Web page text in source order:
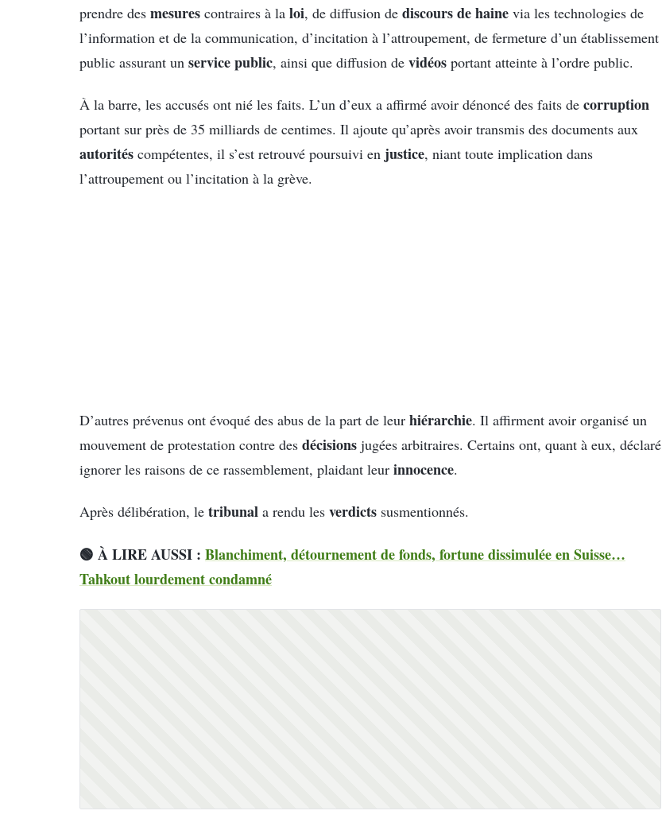
prendre des mesures contraires à la loi, de diffusion de discours de haine via les technologies de
l’information et de la communication, d’incitation à l’attroupement, de fermeture d’un établissement
public assurant un service public, ainsi que diffusion de vidéos portant atteinte à l’ordre public.
À la barre, les accusés ont nié les faits. L’un d’eux a affirmé avoir dénoncé des faits de corruption
portant sur près de 35 milliards de centimes. Il ajoute qu’après avoir transmis des documents aux
autorités compétentes, il s’est retrouvé poursuivi en justice, niant toute implication dans
l’attroupement ou l’incitation à la grève.
D’autres prévenus ont évoqué des abus de la part de leur hiérarchie. Il affirment avoir organisé un
mouvement de protestation contre des décisions jugées arbitraires. Certains ont, quant à eux, déclaré
ignorer les raisons de ce rassemblement, plaidant leur innocence.
Après délibération, le tribunal a rendu les verdicts susmentionnés.
🟢 À LIRE AUSSI : Blanchiment, détournement de fonds, fortune dissimulée en Suisse…
Tahkout lourdement condamné